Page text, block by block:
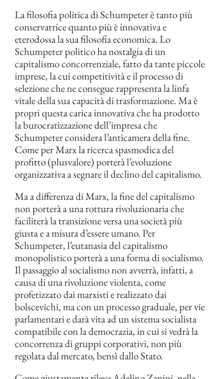
La filosofia politica di Schumpeter è tanto più
conservatrice quanto più è innovativa e
eterodossa la sua filosofia economica. Lo
Schumpeter politico ha nostalgia di un
capitalismo concorrenziale, fatto da tante piccole
imprese, la cui competitività e il processo di
selezione che ne consegue rappresenta la linfa
vitale della sua capacità di trasformazione. Ma è
propri questa carica innovativa che ha prodotto
la burocratizzazione dell’impresa che
Schumpeter considera l’anticamera della fine.
Come per Marx la ricerca spasmodica del
profitto (plusvalore) porterà l’evoluzione
organizzativa a segnare il declino del capitalismo.
Ma a differenza di Marx, la fine del capitalismo
non porterà a una rottura rivoluzionaria che
faciliterà la transizione versa una società più
giusta e a misura d’essere umano. Per
Schumpeter, l’eutanasia del capitalismo
monopolistico porterà a una forma di socialismo.
Il passaggio al socialismo non avverrà, infatti, a
causa di una rivoluzione violenta, come
profetizzato dai marxisti e realizzato dai
bolscevichi, ma con un processo graduale, per vie
parlamentari e darà vita ad un sistema socialista
compatibile con la democrazia, in cui si vedrà la
concorrenza di gruppi corporativi, non più
regolata dal mercato, bensì dallo Stato.